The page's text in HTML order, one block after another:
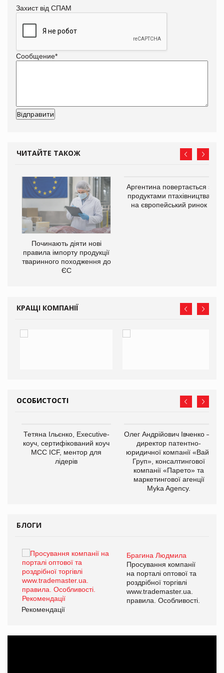
Захист від СПАМ
Сообщение*
ЧИТАЙТЕ ТАКОЖ
Починають діяти нові
правила імпорту продукції
тваринного походження до
ЄС
Аргентина повертається з
продуктами птахівництва
на європейський ринок
КРАЩІ КОМПАНІЇ
ОСОБИСТОСТІ
Тетяна Ільєнко, Executive-
коуч, сертифікований коуч
МСС ICF, ментор для
лідерів
Олег Андрійович Івченко —
директор патентно-
юридичної компанії «Вайз
Груп», консалтингової
компанії «Парето» та
маркетингової агенції
Myka Agency.
БЛОГИ
Брагина Людмила
Просування компанії
на порталі оптової та
роздрібної торгівлі
www.trademaster.ua.
правила. Особливості.
Рекомендації